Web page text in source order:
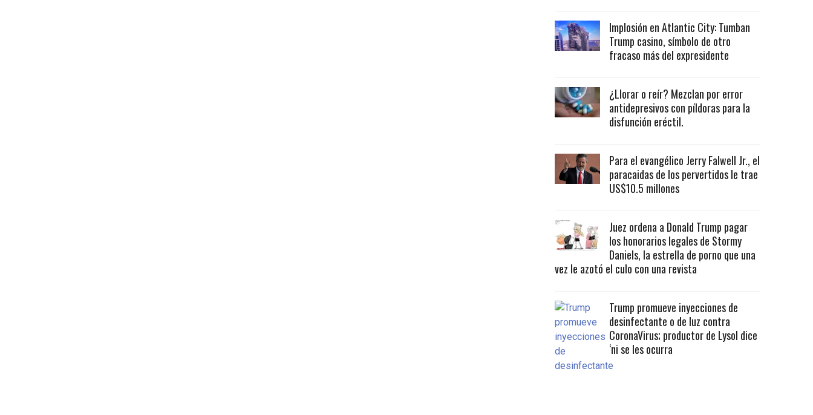
Implosión en Atlantic City: Tumban
Trump casino, símbolo de otro
fracaso más del expresidente
¿Llorar o reír? Mezclan por error
antidepresivos con píldoras para la
disfunción eréctil.
Para el evangélico Jerry Falwell Jr., el
paracaidas de los pervertidos le trae
US$10.5 millones
Juez ordena a Donald Trump pagar
los honorarios legales de Stormy
Daniels, la estrella de porno que una
vez le azotó el culo con una revista
Trump promueve inyecciones de
desinfectante o de luz contra
CoronaVirus; productor de Lysol dice
‘ni se les ocurra